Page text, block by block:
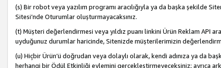
(s) Bir robot veya yazılım programı aracılığıyla ya da başka şekilde
Sitesi’nde Oturumlar oluşturmayacaksınız.
(t) Müşteri değerlendirmesi veya yıldız puanı linkini Ürün Reklam API
uyduğunuz durumlar haricinde, Sitenizde müşterilerimizin
(u) Hiçbir Ürün’ü doğrudan veya dolaylı olarak, kendi adınıza ya da
herhangi bir Ödül Etkinliği eylemini gerçekleştirmeyeceksiniz; ayrıca